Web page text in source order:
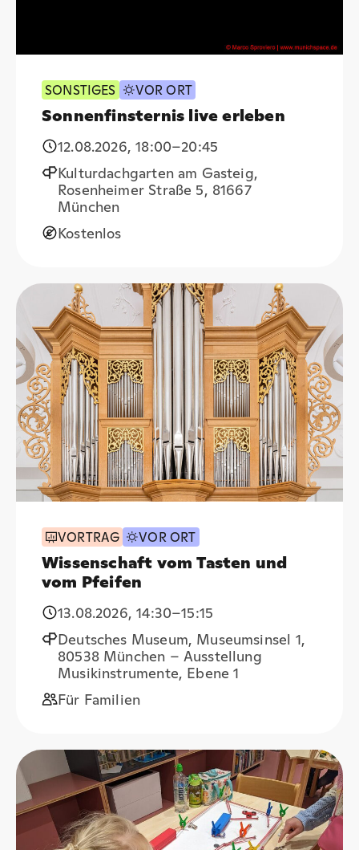
SONSTIGES VOR ORT
Sonnenfinsternis live erleben
12.08.2026,18:00–20:45
Kulturdachgarten am Gasteig,
Rosenheimer Straße 5, 81667
München
Kostenlos
VORTRAG VOR ORT
Wissenschaft vom Tasten und
vom Pfeifen
13.08.2026,14:30–15:15
Deutsches Museum, Museumsinsel 1,
80538 München – Ausstellung
Musikinstrumente, Ebene 1
Für Familien